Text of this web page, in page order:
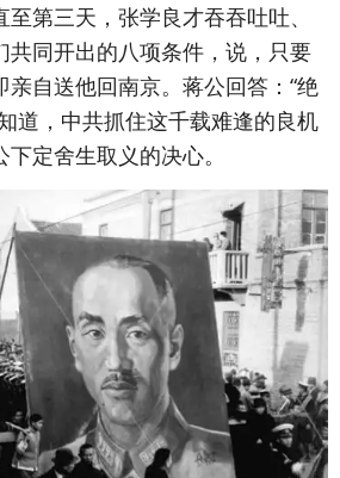
第三天，张学良才吞吞吐吐、
共同开出的八项条件，说，只要
自送他回南京。蒋公回答：“绝
道，中共抓住这千载难逢的良机
定舍生取义的决心。